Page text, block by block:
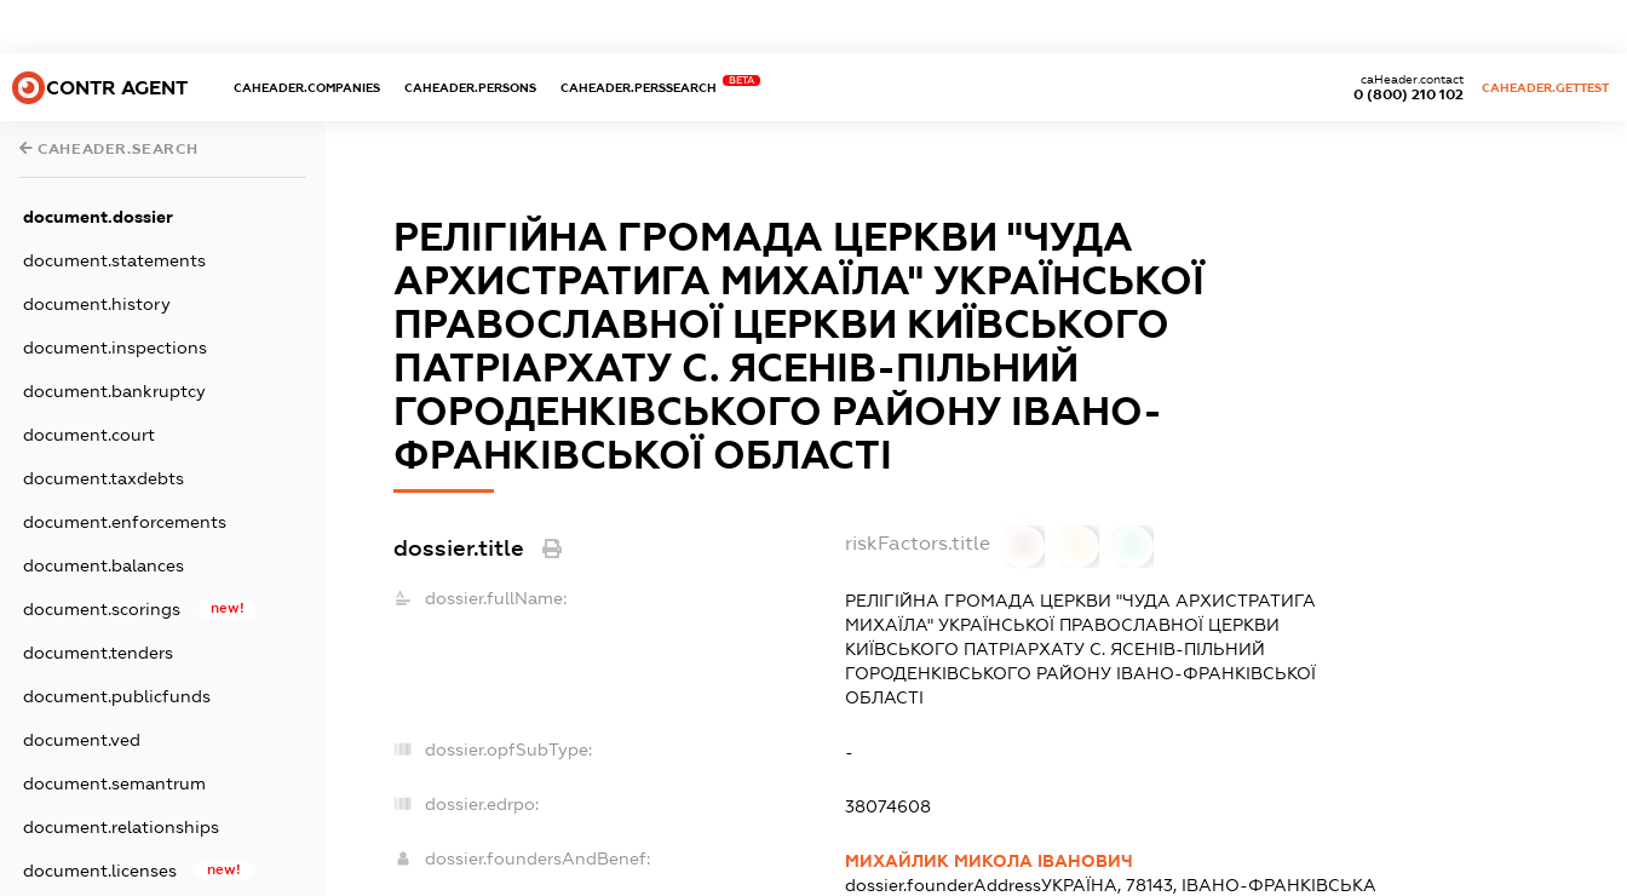
CONTR AGENT CAHEADER.COMPANIES CAHEADER.PERSONS CAHEADER.PERSSEARCH
BETA
0 (800) 210 102
caHeader.contact
CAHEADER.GETTEST
CAHEADER.SEARCH
document.dossier
document.statements
document.history
document.inspections
document.bankruptcy
document.court
document.taxdebts
document.enforcements
document.balances
document.scorings new!
document.tenders
document.publicfunds
document.ved
document.semantrum
document.relationships
document.licenses new!
РЕЛІГІЙНА ГРОМАДА ЦЕРКВИ "ЧУДА
АРХИСТРАТИГА МИХАЇЛА" УКРАЇНСЬКОЇ
ПРАВОСЛАВНОЇ ЦЕРКВИ КИЇВСЬКОГО
ПАТРІАРХАТУ С. ЯСЕНІВ-ПІЛЬНИЙ
ГОРОДЕНКІВСЬКОГО РАЙОНУ ІВАНО-
ФРАНКІВСЬКОЇ ОБЛАСТІ
dossier.title riskFactors.title
dossier.fullName:
РЕЛІГІЙНА ГРОМАДА ЦЕРКВИ "ЧУДА АРХИСТРАТИГА
МИХАЇЛА" УКРАЇНСЬКОЇ ПРАВОСЛАВНОЇ ЦЕРКВИ
КИЇВСЬКОГО ПАТРІАРХАТУ С. ЯСЕНІВ-ПІЛЬНИЙ
ГОРОДЕНКІВСЬКОГО РАЙОНУ ІВАНО-ФРАНКІВСЬКОЇ
ОБЛАСТІ
dossier.opfSubType: -
dossier.edrpo: 38074608
dossier.foundersAndBenef:
МИХАЙЛИК МИКОЛА ІВАНОВИЧ
dossier.founderAddressУКРАЇНА, 78143, IВАНО-ФРАНКIВСЬКА